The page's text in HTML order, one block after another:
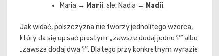
Maria → Marii, ale: Nadia → Nadii.
Jak widać, polszczyzna nie tworzy jednolitego wzorca,
który da się opisać prostym: „zawsze dodaj jedno ‘i’” albo
„zawsze dodaj dwa ‘i’”. Dlatego przy konkretnym wyrazie